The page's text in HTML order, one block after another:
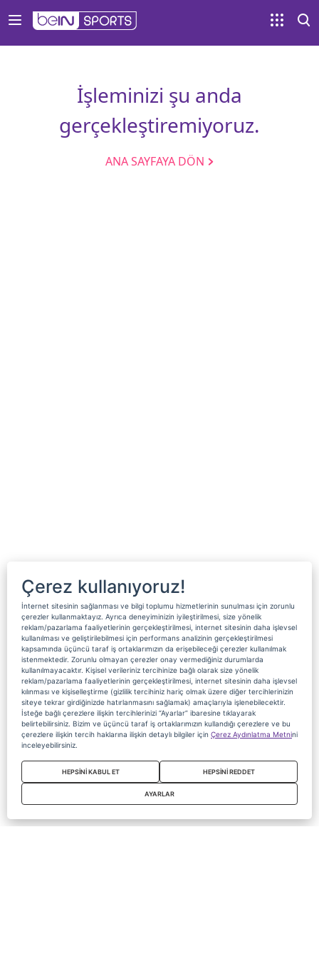
İşleminizi şu anda
gerçekleştiremiyoruz.
ANA SAYFAYA DÖN
Çerez kullanıyoruz!
İnternet sitesinin sağlanması ve bilgi toplumu hizmetlerinin sunulması için zorunlu
çerezler kullanmaktayız. Ayrıca deneyiminizin iyileştirilmesi, size yönelik
reklam/pazarlama faaliyetlerinin gerçekleştirilmesi, internet sitesinin daha işlevsel
kullanılması ve geliştirilebilmesi için performans analizinin gerçekleştirilmesi
kapsamında üçüncü taraf iş ortaklarımızın da erişebileceği çerezler kullanılmak
istenmektedir. Zorunlu olmayan çerezler onay vermediğiniz durumlarda
kullanılmayacaktır. Kişisel verileriniz tercihinize bağlı olarak size yönelik
reklam/pazarlama faaliyetlerinin gerçekleştirilmesi, internet sitesinin daha işlevsel
kılınması ve kişiselleştirme (gizlilik tercihiniz hariç olmak üzere diğer tercihlerinizin
siteye tekrar girdiğinizde hatırlanmasını sağlamak) amaçlarıyla işlenebilecektir.
İsteğe bağlı çerezlere ilişkin tercihlerinizi “Ayarlar” ibaresine tıklayarak
belirtebilirsiniz. Bizim ve üçüncü taraf iş ortaklarımızın kullandığı çerezlere ve bu
çerezlere ilişkin tercih haklarına ilişkin detaylı bilgiler için Çerez Aydınlatma Metnini
inceleyebilirsiniz.
HEPSİNİ KABUL ET HEPSİNİ REDDET
AYARLAR